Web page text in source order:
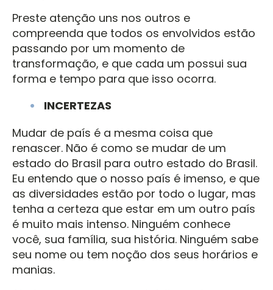
Preste atenção uns nos outros e
compreenda que todos os envolvidos estão
passando por um momento de
transformação, e que cada um possui sua
forma e tempo para que isso ocorra.
INCERTEZAS
Mudar de país é a mesma coisa que
renascer. Não é como se mudar de um
estado do Brasil para outro estado do Brasil.
Eu entendo que o nosso país é imenso, e que
as diversidades estão por todo o lugar, mas
tenha a certeza que estar em um outro país
é muito mais intenso. Ninguém conhece
você, sua família, sua história. Ninguém sabe
seu nome ou tem noção dos seus horários e
manias.